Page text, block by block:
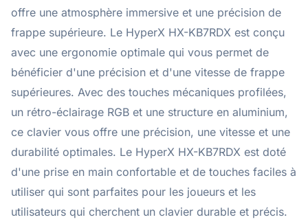
offre une atmosphère immersive et une précision de
frappe supérieure. Le HyperX HX-KB7RDX est conçu
avec une ergonomie optimale qui vous permet de
bénéficier d'une précision et d'une vitesse de frappe
supérieures. Avec des touches mécaniques profilées,
un rétro-éclairage RGB et une structure en aluminium,
ce clavier vous offre une précision, une vitesse et une
durabilité optimales. Le HyperX HX-KB7RDX est doté
d'une prise en main confortable et de touches faciles à
utiliser qui sont parfaites pour les joueurs et les
utilisateurs qui cherchent un clavier durable et précis.